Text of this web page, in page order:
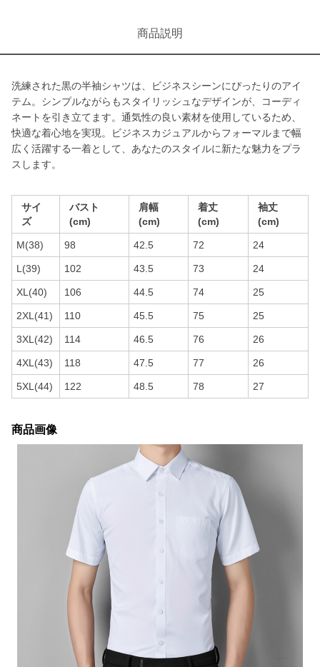
商品説明
洗練された黒の半袖シャツは、ビジネスシーンにぴったりのアイ
テム。シンプルながらもスタイリッシュなデザインが、コーディ
ネートを引き立てます。通気性の良い素材を使用しているため、
快適な着心地を実現。ビジネスカジュアルからフォーマルまで幅
広く活躍する一着として、あなたのスタイルに新たな魅力をプラ
スします。
サイ
ズ
バスト
(cm)
肩幅
(cm)
着丈
(cm)
袖丈
(cm)
M(38) 98 42.5 72 24
L(39) 102 43.5 73 24
XL(40) 106 44.5 74 25
2XL(41) 110 45.5 75 25
3XL(42) 114 46.5 76 26
4XL(43) 118 47.5 77 26
5XL(44) 122 48.5 78 27
商品画像